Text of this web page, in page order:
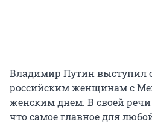
Владимир Путин выступил
российским женщинам с
женским днем. В своей
что самое главное для